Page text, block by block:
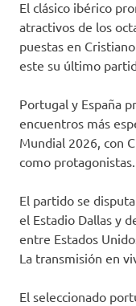
El clásico ibérico
atractivos de los
puestas en
este su último
Portugal y España
encuentros más
Mundial 2026, con
como protagonistas.
El partido se
el Estadio Dallas y
entre Estados
La transmisión en
El seleccionado